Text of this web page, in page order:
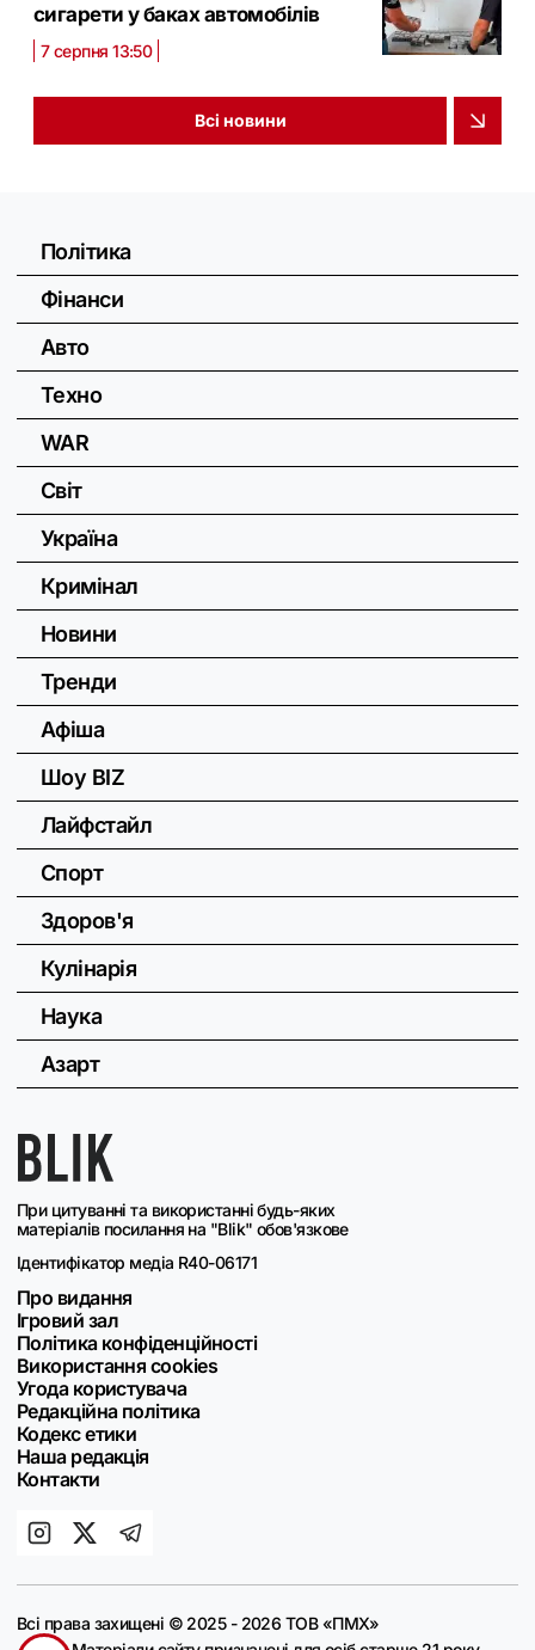
сигарети у баках автомобілів
7 серпня 13:50
Всі новини
При цитуванні та використанні будь-яких
матеріалів посилання на "Blik" обов'язкове
Ідентифікатор медіа R40-06171
Про видання
Ігровий зал
Політика конфіденційності
Використання cookies
Угода користувача
Редакційна політика
Кодекс етики
Наша редакція
Контакти
Політика
Фінанси
Авто
Техно
WAR
Світ
Україна
Кримінал
Новини
Тренди
Афіша
Шоу BIZ
Лайфстайл
Спорт
Здоров'я
Кулінарія
Наука
Азарт
Всі права захищені © 2025 - 2026 ТОВ «ПМХ»